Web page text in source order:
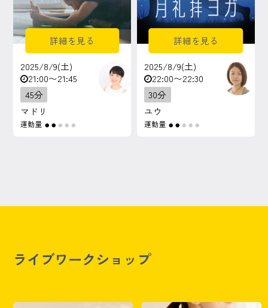
詳細を見る
2025/8/9(土)
21:00〜21:45
45分
マドリ
運動量 ● ● ● ● ●
詳細を見る
2025/8/9(土)
22:00〜22:30
30分
ユウ
運動量 ● ● ● ● ●
ライブワークショップ